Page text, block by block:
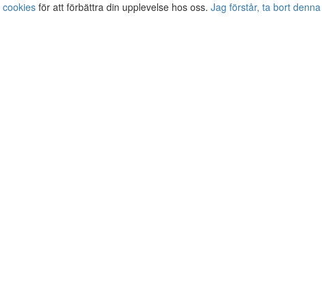
cookies för att förbättra din upplevelse hos oss. Jag förstår, ta bort